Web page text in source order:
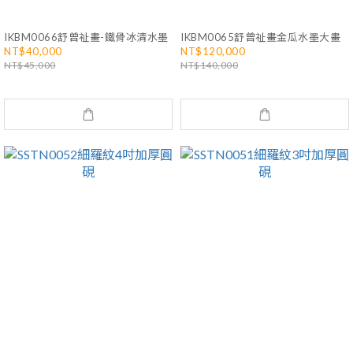
IKBM0066舒曾祉畫-鐵骨冰清水墨
NT$40,000
NT$45,000
IKBM0065舒曾祉畫金瓜水墨大畫
NT$120,000
NT$140,000